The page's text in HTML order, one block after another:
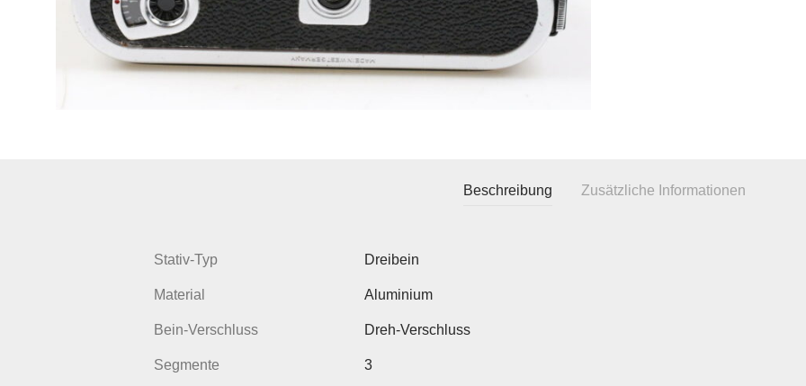
Beschreibung Zusätzliche Informationen
Stativ-Typ Dreibein
Material Aluminium
Bein-Verschluss Dreh-Verschluss
Segmente 3